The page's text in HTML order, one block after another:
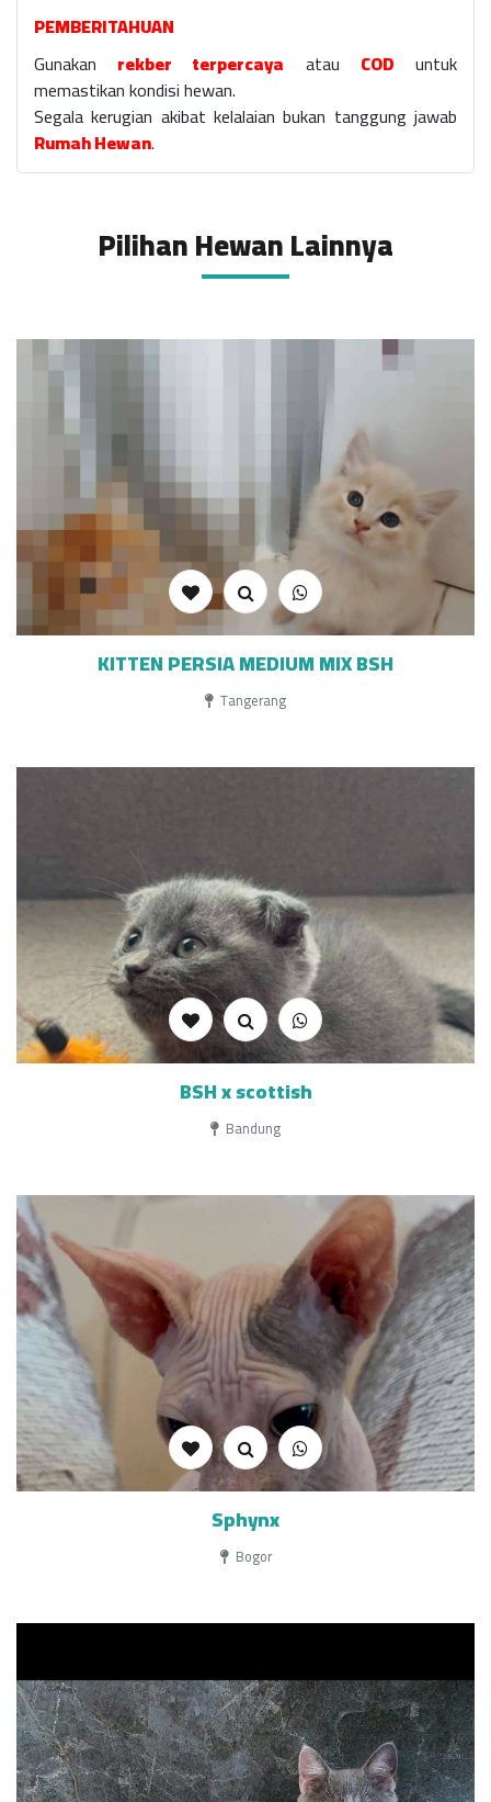
PEMBERITAHUAN
Gunakan rekber terpercaya atau COD untuk
memastikan kondisi hewan.
Segala kerugian akibat kelalaian bukan tanggung jawab
Rumah Hewan.
Pilihan Hewan Lainnya
KITTEN PERSIA MEDIUM MIX BSH
Tangerang
BSH x scottish
Bandung
Sphynx
Bogor